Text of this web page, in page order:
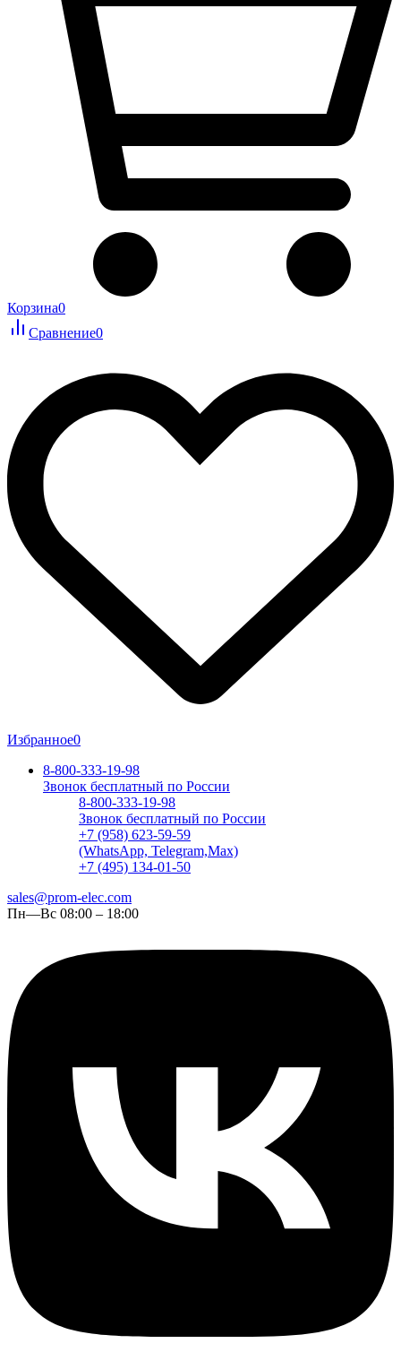
Корзина0
Сравнение0
Избранное0
8-800-333-19-98
Звонок бесплатный по России
8-800-333-19-98
Звонок бесплатный по России
+7 (958) 623-59-59
(WhatsApp, Telegram,Max)
+7 (495) 134-01-50
sales@prom-elec.com
Пн—Вс 08:00 – 18:00